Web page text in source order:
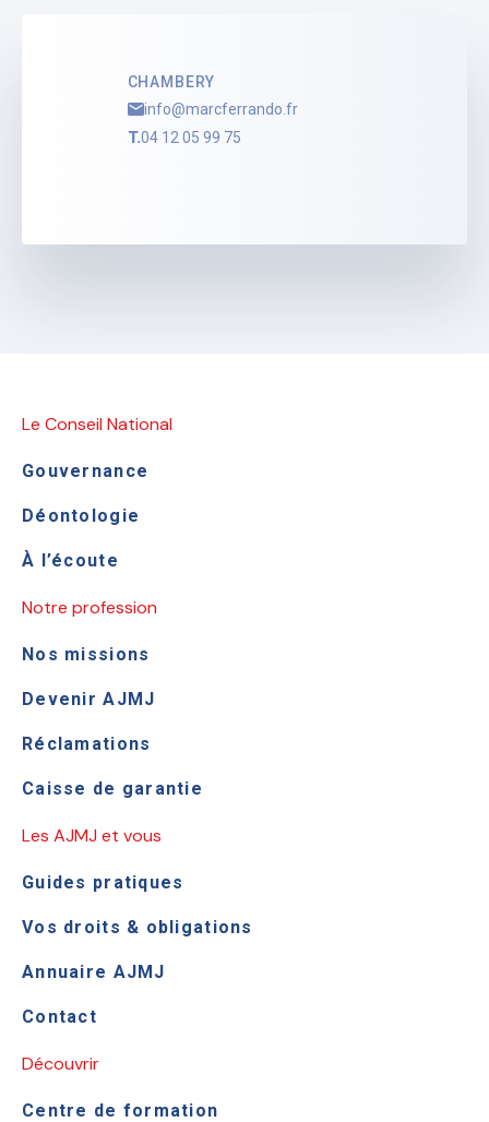
CHAMBERY
info@marcferrando.fr
T.04 12 05 99 75
Le Conseil National
Gouvernance
Déontologie
À l’écoute
Notre profession
Nos missions
Devenir AJMJ
Réclamations
Caisse de garantie
Les AJMJ et vous
Guides pratiques
Vos droits & obligations
Annuaire AJMJ
Contact
Découvrir
Centre de formation